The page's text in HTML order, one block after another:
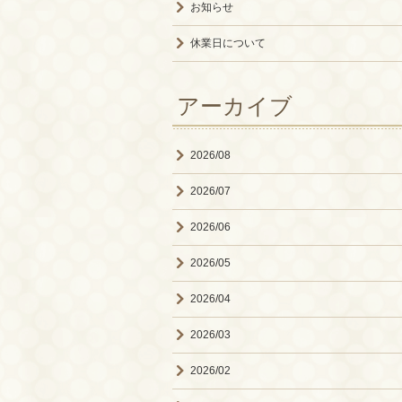
お知らせ
休業日について
アーカイブ
2026/08
2026/07
2026/06
2026/05
2026/04
2026/03
2026/02